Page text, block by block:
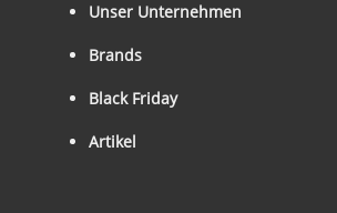
Unser Unternehmen
Brands
Black Friday
Artikel